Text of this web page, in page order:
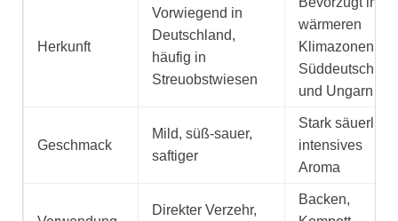
Herkunft
Vorwiegend in
Deutschland,
häufig in
Streuobstwiesen
wärmeren
Klimazonen
und Ungarn
Geschmack
Mild, süß-sauer,
saftiger
Stark säuerlich,
intensives
Aroma
Direkter Verzehr,
Backen,